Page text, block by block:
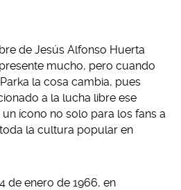
de Jesús Alfonso Huerta
mucho, pero cuando
la cosa cambia, pues
a la lucha libre ese
ícono no solo para los fans a
la cultura popular en
de enero de 1966, en